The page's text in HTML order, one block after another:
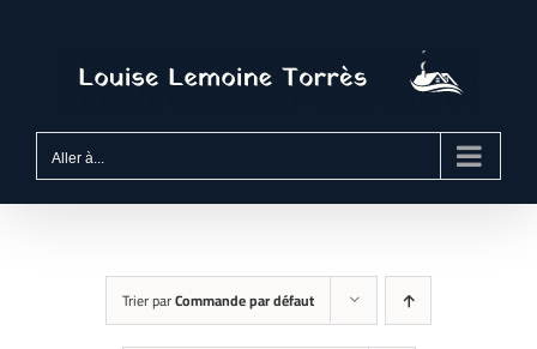
Aller à...
Trier parCommande par défaut